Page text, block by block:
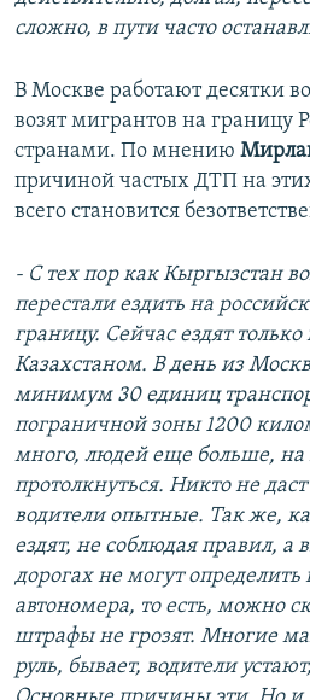
сложно, в пути часто
В Москве работают десятки
возят мигрантов на границу
странами. По мнению
причиной частых ДТП на
всего становится
- С тех пор как Кыргызстан
перестали ездить на
границу. Сейчас ездят
Казахстаном. В день из
минимум 30 единиц
пограничной зоны 1200
много, людей еще больше, на
протолкнуться. Никто не
водители опытные. Так же,
ездят, не соблюдая правил, а
дорогах не могут
автономера, то есть, можно
штрафы не грозят. Многие
руль, бывает, водители